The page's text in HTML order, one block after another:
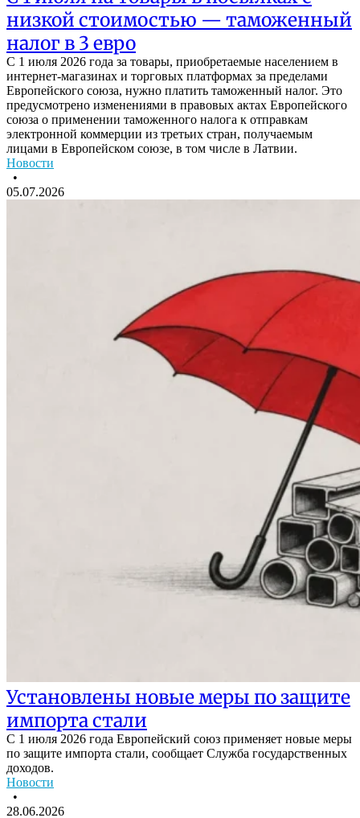
низкой стоимостью — таможенный
налог в 3 евро
С 1 июля 2026 года за товары, приобретаемые населением в
интернет-магазинах и торговых платформах за пределами
Европейского союза, нужно платить таможенный налог. Это
предусмотрено изменениями в правовых актах Европейского
союза о применении таможенного налога к отправкам
электронной коммерции из третьих стран, получаемым
лицами в Европейском союзе, в том числе в Латвии.
Новости
•
05.07.2026
Установлены новые меры по защите
импорта стали
С 1 июля 2026 года Европейский союз применяет новые меры
по защите импорта стали, сообщает Служба государственных
доходов.
Новости
•
28.06.2026